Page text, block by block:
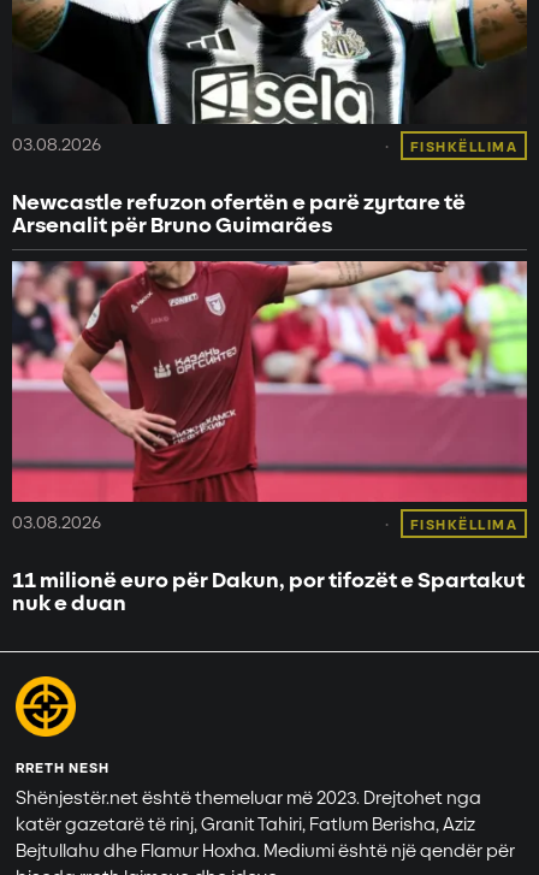
03.08.2026 FISHKËLLIMA
Newcastle refuzon ofertën e parë zyrtare të
Arsenalit për Bruno Guimarães
03.08.2026 FISHKËLLIMA
11 milionë euro për Dakun, por tifozët e Spartakut
nuk e duan
RRETH NESH
Shënjestër.net është themeluar më 2023. Drejtohet nga
katër gazetarë të rinj, Granit Tahiri, Fatlum Berisha, Aziz
Bejtullahu dhe Flamur Hoxha. Mediumi është një qendër për